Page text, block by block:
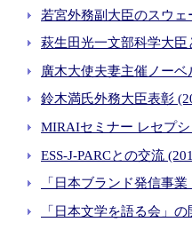
若宮外務副大臣のスウ
萩生田光一文部科学大
廣木大使夫妻主催ノー
鈴木満氏外務大臣表彰
MIRAIセミナー レセプ
ESS-J-PARCとの交流
「日本ブランド発信事
「日本文学を語る会」